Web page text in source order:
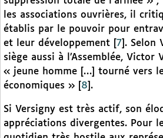
les associations ouvrières, il
établis par le pouvoir pour
et leur développement
7 . Selon
siège aussi à l’Assemblée, Victor
« jeune homme […] tourné vers
économiques »
8 .
Si Versigny est très actif, son
appréciations divergentes. Pour